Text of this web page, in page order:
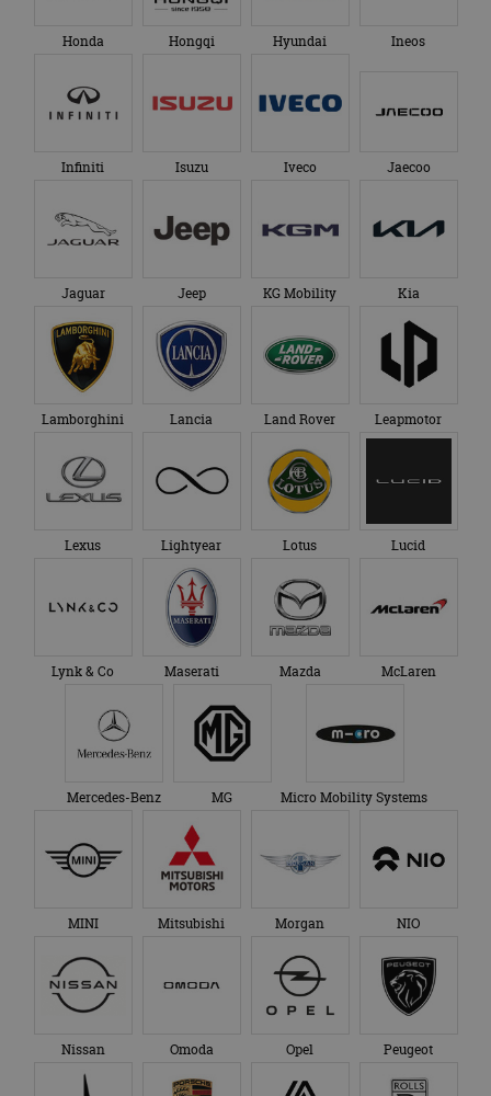
Honda Hongqi Hyundai Ineos
Infiniti Isuzu Iveco Jaecoo
Jaguar Jeep KG Mobility Kia
Lamborghini Lancia Land Rover Leapmotor
Lexus Lightyear Lotus Lucid
Lynk & Co Maserati Mazda McLaren
Mercedes-Benz MG Micro Mobility Systems
MINI Mitsubishi Morgan NIO
Nissan Omoda Opel Peugeot